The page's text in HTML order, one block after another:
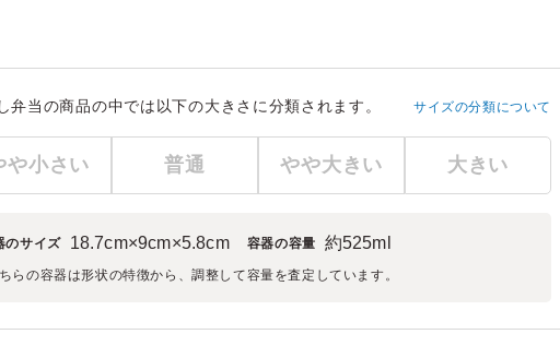
弁当の商品の中では以下の大きさに分類されます。 サイズの分類について
や小さい 普通 やや大きい 大きい
のサイズ 18.7cm×9cm×5.8cm 容器の容量 約525ml
らの容器は形状の特徴から、調整して容量を査定しています。